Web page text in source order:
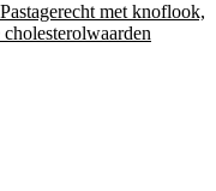
met knoflook,